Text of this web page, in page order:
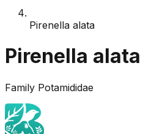
Pirenella alata
Pirenella alata
Family Potamididae